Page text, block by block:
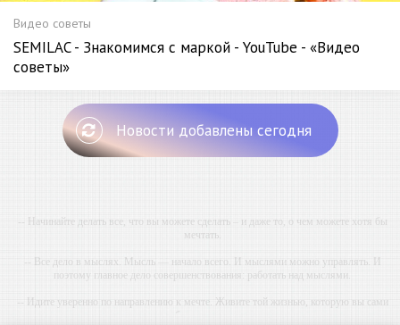
Видео советы
SEMILAC - Знакомимся с маркой - YouTube - «Видео
советы»
Новости добавлены сегодня
-- Начинайте делать все, что вы можете сделать – и даже то, о чем можете хотя бы
мечтать.
-- Все дело в мыслях. Мысль — начало всего. И мыслями можно управлять. И
поэтому главное дело совершенствования: работать над мыслями.
-- Идите уверенно по направлению к мечте. Живите той жизнью, которую вы сами